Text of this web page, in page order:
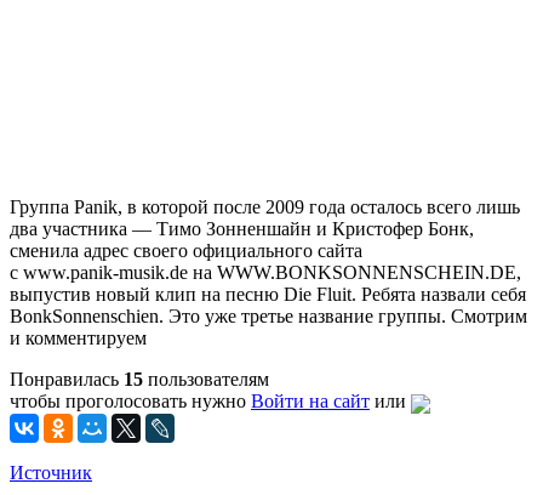
Группа Panik, в которой после 2009 года осталось всего лишь
два участника — Тимо Зонненшайн и Кристофер Бонк,
сменила адрес своего официального сайта
с www.panik-musik.de на WWW.BONKSONNENSCHEIN.DE,
выпустив новый клип на песню Die Fluit. Ребята назвали себя
BonkSonnenschien. Это уже третье название группы. Смотрим
и комментируем
Понравилась 15 пользователям
чтобы проголосовать нужно Войти на сайт или
Источник